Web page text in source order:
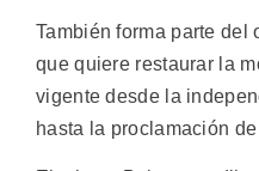
También forma parte del
que quiere restaurar la
vigente desde la
hasta la proclamación